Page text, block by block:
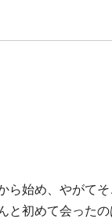
ら始め、やがて
と初めて会った